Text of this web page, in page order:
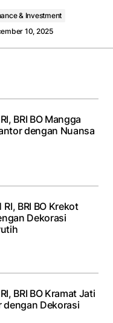
in this browser
& Investment
10, 2025
BRI BO Mangga
dengan Nuansa
BRI BO Krekot
Dekorasi
BRI BO Kramat Jati
dengan Dekorasi